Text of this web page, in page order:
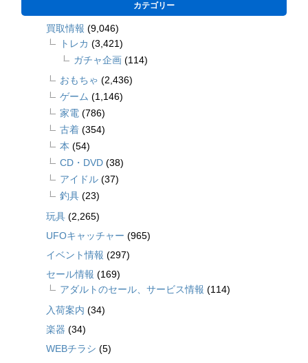
カテゴリー
買取情報 (9,046)
トレカ (3,421)
ガチャ企画 (114)
おもちゃ (2,436)
ゲーム (1,146)
家電 (786)
古着 (354)
本 (54)
CD・DVD (38)
アイドル (37)
釣具 (23)
玩具 (2,265)
UFOキャッチャー (965)
イベント情報 (297)
セール情報 (169)
アダルトのセール、サービス情報 (114)
入荷案内 (34)
楽器 (34)
WEBチラシ (5)